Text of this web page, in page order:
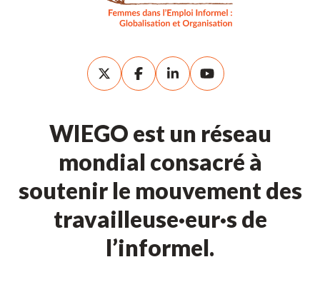
WIEGO est un réseau
mondial consacré à
soutenir le mouvement des
travailleuse·eur·s de
l’informel.